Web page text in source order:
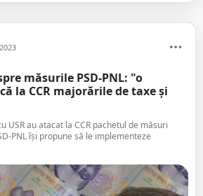
măsurile PSD-PNL: "o
la CCR majorările de taxe și
USR au atacat la CCR pachetul de măsuri
PNL își propune să le implementeze